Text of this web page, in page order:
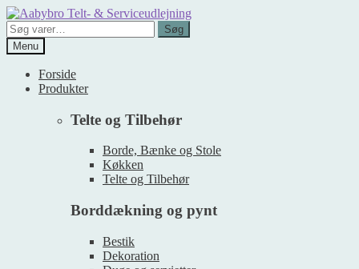
Spring
til
navigation
Spring
til
indhold
Søg
efter:
Søg
Menu
Forside
Produkter
Telte og Tilbehør
Borde, Bænke og Stole
Køkken
Telte og Tilbehør
Borddækning og pynt
Bestik
Dekoration